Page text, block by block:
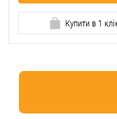
Купити в 1